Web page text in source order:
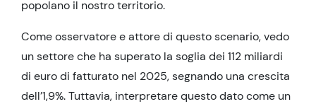
popolano il nostro territorio.
Come osservatore e attore di questo scenario, vedo
un settore che ha superato la soglia dei 112 miliardi
di euro di fatturato nel 2025, segnando una crescita
dell’1,9%. Tuttavia, interpretare questo dato come un